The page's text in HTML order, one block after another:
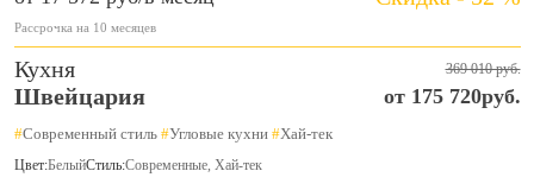
Рассрочка на 10 месяцев
Кухня 369 010 руб.
Швейцария от 175 720руб.
#Современный стиль #Угловые кухни #Хай-тек
Цвет:БелыйСтиль:Современные, Хай-тек